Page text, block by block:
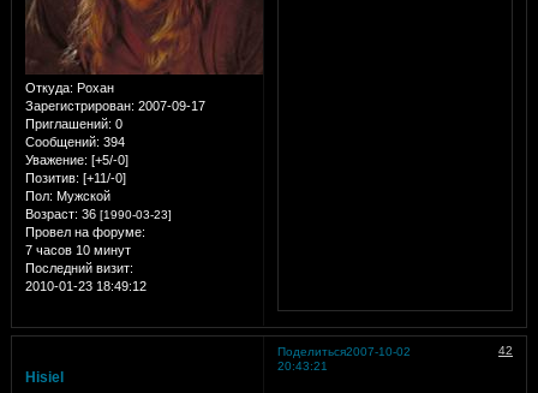
Откуда: Рохан
Зарегистрирован: 2007-09-17
Приглашений: 0
Сообщений: 394
Уважение: [+5/-0]
Позитив: [+11/-0]
Пол: Мужской
Возраст: 36 [1990-03-23]
Провел на форуме:
7 часов 10 минут
Последний визит:
2010-01-23 18:49:12
Поделиться 42
2007-10-02
20:43:21
Hisiel